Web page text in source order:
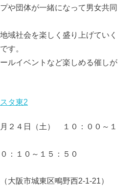
や団体が一緒になって男女共同
域社会を楽しく盛り上げていく
す。
ルイベントなど楽しめる催しが
２４日（土） １０：００～１
：１０～１５：５０
大阪市城東区鴫野西2-1-21）